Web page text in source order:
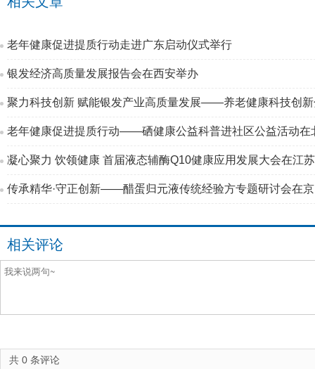
老年健康促进提质行动走进广东启动仪式举行
银发经济高质量发展报告会在西安举办
聚力科技创新 赋能银发产业高质量发展——养老健康科技创
老年健康促进提质行动——硒健康公益科普进社区公益活动在
凝心聚力 饮领健康 首届液态辅酶Q10健康应用发展大会在江
传承精华·守正创新——醋蛋归元液传统经验方专题研讨会在
相关评论
共 0 条评论